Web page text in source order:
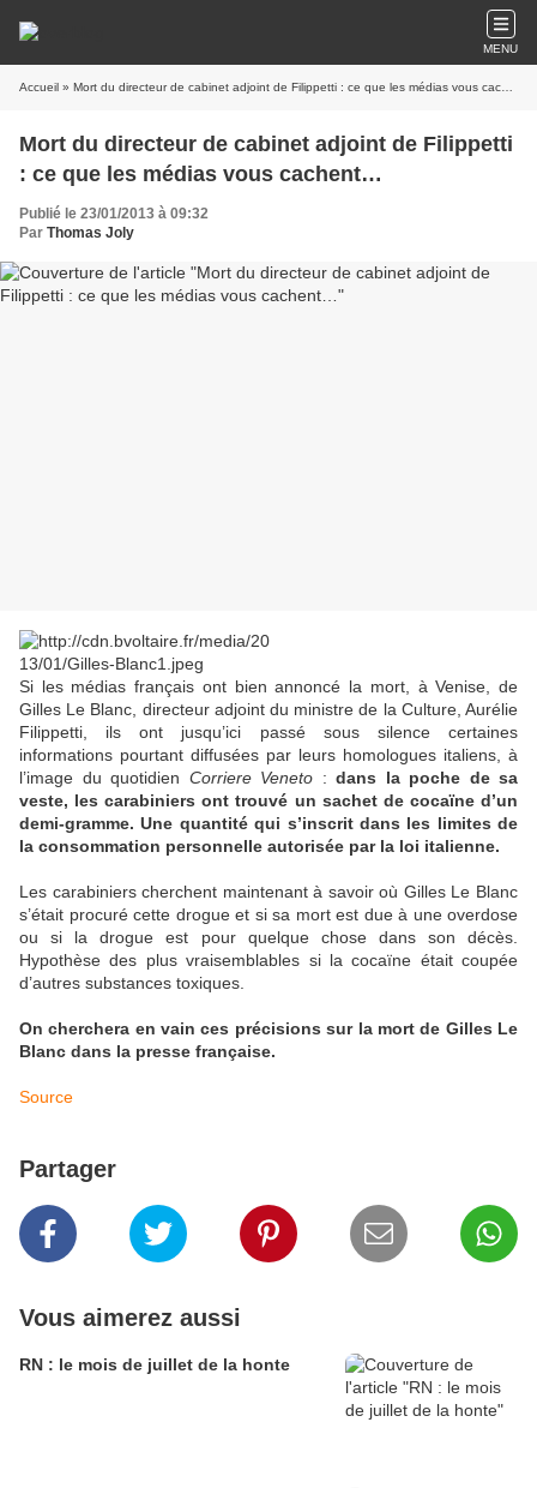
MENU
Accueil » Mort du directeur de cabinet adjoint de Filippetti : ce que les médias vous cachent…
Mort du directeur de cabinet adjoint de Filippetti
: ce que les médias vous cachent…
Publié le 23/01/2013 à 09:32
Par Thomas Joly
Si les médias français ont bien annoncé la mort, à Venise, de
Gilles Le Blanc, directeur adjoint du ministre de la Culture, Aurélie
Filippetti, ils ont jusqu’ici passé sous silence certaines
informations pourtant diffusées par leurs homologues italiens, à
l’image du quotidien Corriere Veneto : dans la poche de sa
veste, les carabiniers ont trouvé un sachet de cocaïne d’un
demi-gramme. Une quantité qui s’inscrit dans les limites de
la consommation personnelle autorisée par la loi italienne.
Les carabiniers cherchent maintenant à savoir où Gilles Le Blanc
s’était procuré cette drogue et si sa mort est due à une overdose
ou si la drogue est pour quelque chose dans son décès.
Hypothèse des plus vraisemblables si la cocaïne était coupée
d’autres substances toxiques.
On cherchera en vain ces précisions sur la mort de Gilles Le
Blanc dans la presse française.
Source
Partager
Vous aimerez aussi
RN : le mois de juillet de la honte